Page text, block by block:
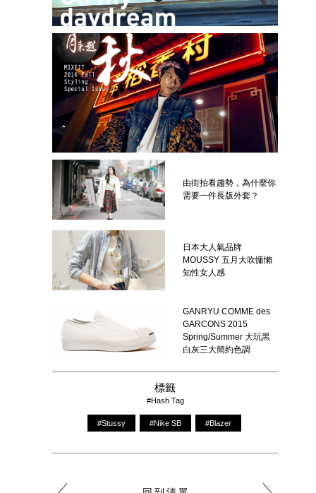
由街拍看趨勢，為什麼你
需要一件長版外套？
日本大人氣品牌
MOUSSY 五月大吹慵懶
知性女人感
GANRYU COMME des
GARCONS 2015
Spring/Summer 大玩黑
白灰三大簡約色調
標籤
#Hash Tag
#Stussy #Nike SB #Blazer